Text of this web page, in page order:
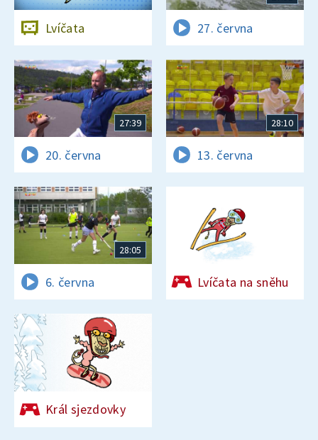
Lvíčata 27. června
27:39
20. června
28:10
13. června
28:05
6. června Lvíčata na sněhu
Král sjezdovky